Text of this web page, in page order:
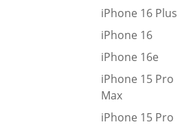
iPhone 16 Plus
iPhone 16
iPhone 16e
iPhone 15 Pro
Max
iPhone 15 Pro